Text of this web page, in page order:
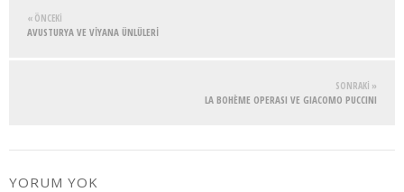
« ÖNCEKI
AVUSTURYA VE VİYANA ÜNLÜLERİ
SONRAKI »
LA BOHÈME OPERASI VE GIACOMO PUCCINI
YORUM YOK